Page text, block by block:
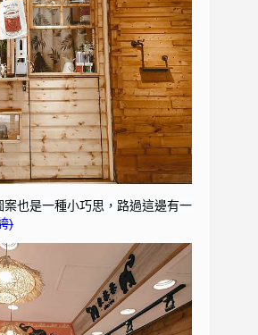
也是一種小巧思，路過這邊有一
)